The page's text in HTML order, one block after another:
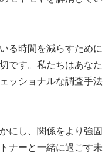
る時間を減らすために
です。私たちはあなた
ッショナルな調査手法
にし、関係をより強固
ナーと一緒に過ごす未